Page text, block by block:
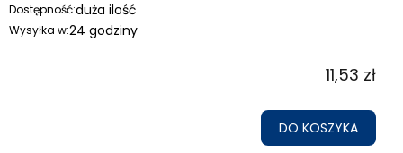
Dostępność:duża ilość
Wysyłka w:24 godziny
11,53 zł
DO KOSZYKA